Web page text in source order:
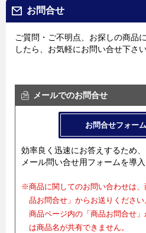
お問合せ
ご質問・ご不明点、お探しの商品
したら、お気軽にお問い合せ下さい
メールでのお問合せ
お問合せフォー
効率良く迅速にお答えするため、
メール問い合せ用フォームを導入
※商品に関してのお問い合わせは
品お問合せ」からお送りください
商品ページ内の「商品お問合せ
は商品名が共有できません。